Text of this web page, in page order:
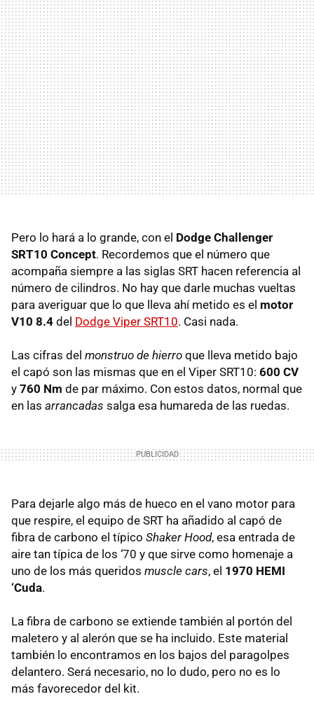
Pero lo hará a lo grande, con el Dodge Challenger
SRT10 Concept. Recordemos que el número que
acompaña siempre a las siglas SRT hacen referencia al
número de cilindros. No hay que darle muchas vueltas
para averiguar que lo que lleva ahí metido es el motor
V10 8.4 del Dodge Viper SRT10. Casi nada.
Las cifras del monstruo de hierro que lleva metido bajo
el capó son las mismas que en el Viper SRT10: 600 CV
y 760 Nm de par máximo. Con estos datos, normal que
en las arrancadas salga esa humareda de las ruedas.
Para dejarle algo más de hueco en el vano motor para
que respire, el equipo de SRT ha añadido al capó de
fibra de carbono el típico Shaker Hood, esa entrada de
aire tan típica de los ‘70 y que sirve como homenaje a
uno de los más queridos muscle cars, el 1970 HEMI
‘Cuda.
La fibra de carbono se extiende también al portón del
maletero y al alerón que se ha incluido. Este material
también lo encontramos en los bajos del paragolpes
delantero. Será necesario, no lo dudo, pero no es lo
más favorecedor del kit.